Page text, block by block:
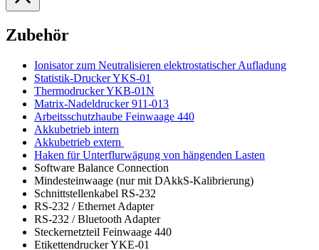
Zubehör
Ionisator zum Neutralisieren elektrostatischer Aufladung
Statistik-Drucker YKS-01
Thermodrucker YKB-01N
Matrix-Nadeldrucker 911-013
Arbeitsschutzhaube Feinwaage 440
Akkubetrieb intern
Akkubetrieb extern
Haken für Unterflurwägung von hängenden Lasten
Software Balance Connection
Mindesteinwaage (nur mit DAkkS-Kalibrierung)
Schnittstellenkabel RS-232
RS-232 / Ethernet Adapter
RS-232 / Bluetooth Adapter
Steckernetzteil Feinwaage 440
Etikettendrucker YKE-01